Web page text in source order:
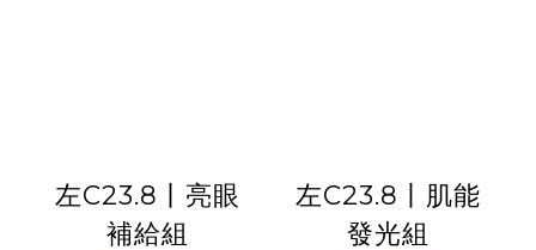
左C23.8丨亮眼
補給組
左C23.8丨肌能
發光組